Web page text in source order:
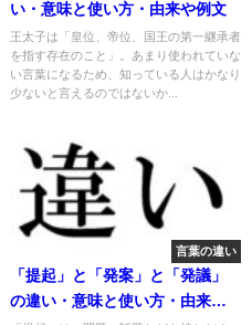
い・意味と使い方・由来や例文
王太子は「皇位、帝位、国王の第一継承者
を指す存在のこと」。あまり使われていな
い言葉になるため、知っている人はかなり
少ないと言えるのではないか...
言葉の違い
「提起」と「発案」と「発議」
の違い・意味と使い方・由来や